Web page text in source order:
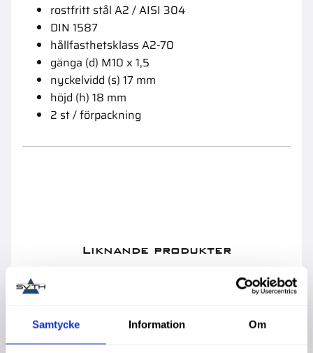
Samtycke Information Om
rostfritt stål A2 / AISI 304
DIN 1587
hållfasthetsklass A2-70
gänga (d) M10 x 1,5
nyckelvidd (s) 17 mm
höjd (h) 18 mm
2 st / förpackning
Liknande produkter